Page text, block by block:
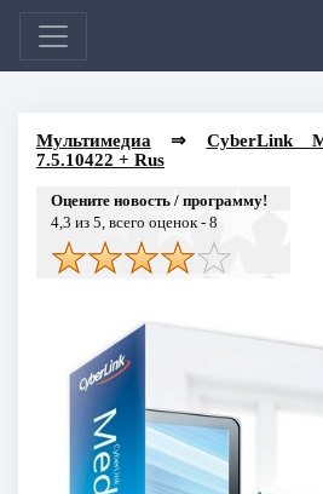
Мультимедиа ⇒ CyberLink
7.5.10422 + Rus
Оцените новость / программу!
4,3 из 5, всего оценок - 8